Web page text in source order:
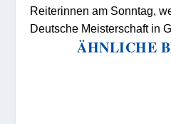
Reiterinnen am Sonntag,
Deutsche Meisterschaft in
ÄHNLICHE